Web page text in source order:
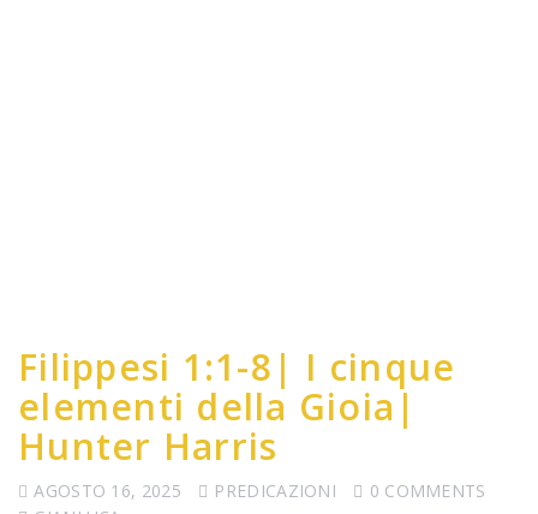
Filippesi 1:1-8| I cinque
elementi della Gioia|
Hunter Harris
AGOSTO 16, 2025 PREDICAZIONI
0 COMMENTS